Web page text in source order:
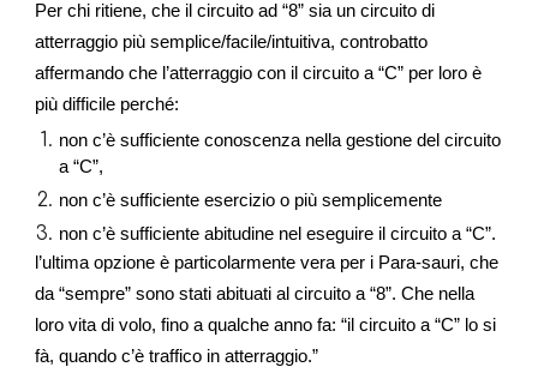
Per chi ritiene, che il circuito ad “8” sia un circuito di
atterraggio più semplice/facile/intuitiva, controbatto
affermando che l’atterraggio con il circuito a “C” per loro è
più difficile perché:
non c’è sufficiente conoscenza nella gestione del circuito
a “C”,
non c’è sufficiente esercizio o più semplicemente
non c’è sufficiente abitudine nel eseguire il circuito a “C”.
l’ultima opzione è particolarmente vera per i Para-sauri, che
da “sempre” sono stati abituati al circuito a “8”. Che nella
loro vita di volo, fino a qualche anno fa: “il circuito a “C” lo si
fà, quando c’è traffico in atterraggio.”